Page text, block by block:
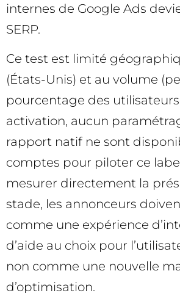
internes de Google Ads
SERP.
Ce test est limité
(États-Unis) et au volume
pourcentage des
activation, aucun
rapport natif ne sont
comptes pour piloter ce
mesurer directement la
stade, les annonceurs
comme une expérience
d’aide au choix pour
non comme une nouvelle
d’optimisation.